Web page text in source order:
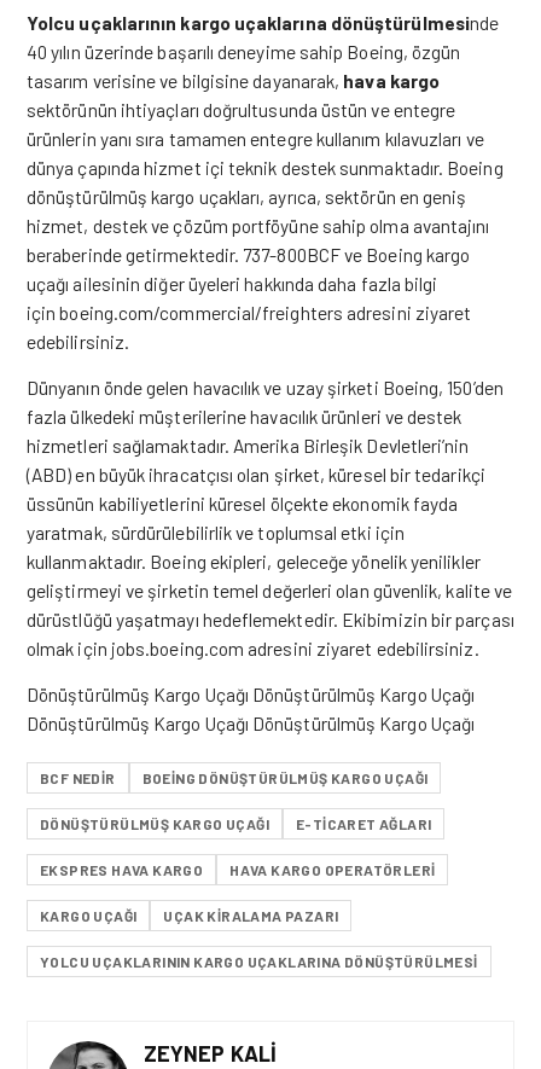
Yolcu uçaklarının kargo uçaklarına dönüştürülmesinde
40 yılın üzerinde başarılı deneyime sahip Boeing, özgün
tasarım verisine ve bilgisine dayanarak, hava kargo
sektörünün ihtiyaçları doğrultusunda üstün ve entegre
ürünlerin yanı sıra tamamen entegre kullanım kılavuzları ve
dünya çapında hizmet içi teknik destek sunmaktadır. Boeing
dönüştürülmüş kargo uçakları, ayrıca, sektörün en geniş
hizmet, destek ve çözüm portföyüne sahip olma avantajını
beraberinde getirmektedir. 737-800BCF ve Boeing kargo
uçağı ailesinin diğer üyeleri hakkında daha fazla bilgi
içinboeing.com/commercial/freighters adresini ziyaret
edebilirsiniz.
Dünyanın önde gelen havacılık ve uzay şirketi Boeing, 150’den
fazla ülkedeki müşterilerine havacılık ürünleri ve destek
hizmetleri sağlamaktadır. Amerika Birleşik Devletleri’nin
(ABD) en büyük ihracatçısı olan şirket, küresel bir tedarikçi
üssünün kabiliyetlerini küresel ölçekte ekonomik fayda
yaratmak, sürdürülebilirlik ve toplumsal etki için
kullanmaktadır. Boeing ekipleri, geleceğe yönelik yenilikler
geliştirmeyi ve şirketin temel değerleri olan güvenlik, kalite ve
dürüstlüğü yaşatmayı hedeflemektedir. Ekibimizin bir parçası
olmak için jobs.boeing.com adresini ziyaret edebilirsiniz.
Dönüştürülmüş Kargo Uçağı Dönüştürülmüş Kargo Uçağı
Dönüştürülmüş Kargo Uçağı Dönüştürülmüş Kargo Uçağı
BCF NEDIR BOEING DÖNÜŞTÜRÜLMÜŞ KARGO UÇAĞI
DÖNÜŞTÜRÜLMÜŞ KARGO UÇAĞI E-TICARET AĞLARI
EKSPRES HAVA KARGO HAVA KARGO OPERATÖRLERI
KARGO UÇAĞI UÇAK KIRALAMA PAZARI
YOLCU UÇAKLARININ KARGO UÇAKLARINA DÖNÜŞTÜRÜLMESI
ZEYNEP KALI